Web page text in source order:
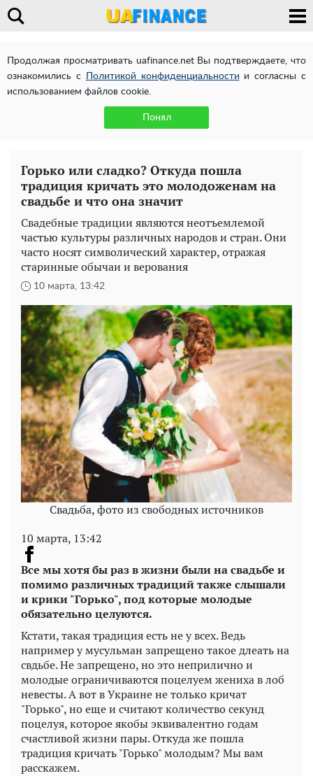
Продолжая просматривать uafinance.net Вы подтверждаете, что
ознакомились с
Политикой конфиденциальности и согласны с
использованием файлов cookie.
Понял
Горько или сладко? Откуда пошла
традиция кричать это молодоженам на
свадьбе и что она значит
Свадебные традиции являются неотъемлемой
частью культуры различных народов и стран. Они
часто носят символический характер, отражая
старинные обычаи и верования
10 марта, 13:42
Свадьба, фото из свободных источников
10 марта, 13:42
Все мы хотя бы раз в жизни были на свадьбе и
помимо различных традиций также слышали
и крики "Горько", под которые молодые
обязательно целуются.
Кстати, такая традиция есть не у всех. Ведь
например у мусульман запрещено такое длеать на
свдьбе. Не запрещено, но это неприлично и
молодые ограничиваются поцелуем жениха в лоб
невесты. А вот в Украине не только кричат
"Горько", но еще и считают количество секунд
поцелуя, которое якобы эквивалентно годам
счастливой жизни пары. Откуда же пошла
традиция кричать "Горько" молодым? Мы вам
расскажем.